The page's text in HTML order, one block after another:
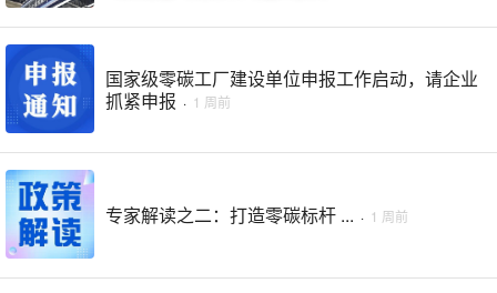
国家级零碳工厂建设单位申报工作启动，请企业
抓紧申报 · 1 周前
专家解读之二：打造零碳标杆 ... · 1 周前